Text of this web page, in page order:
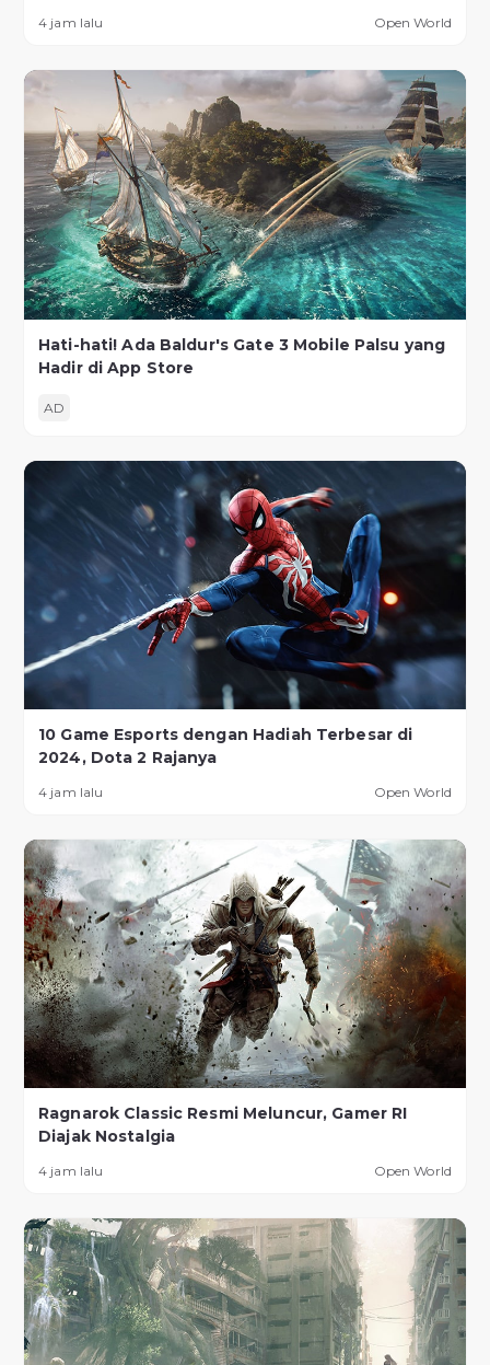
4 jam lalu Open World
Hati-hati! Ada Baldur's Gate 3 Mobile Palsu yang
Hadir di App Store
AD
10 Game Esports dengan Hadiah Terbesar di
2024, Dota 2 Rajanya
4 jam lalu Open World
Ragnarok Classic Resmi Meluncur, Gamer RI
Diajak Nostalgia
4 jam lalu Open World